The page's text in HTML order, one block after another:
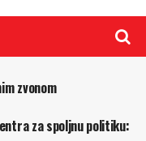
zvonom
za spoljnu politiku: